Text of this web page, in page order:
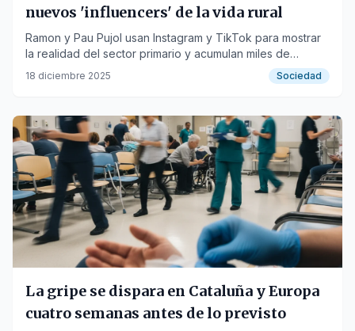
nuevos 'influencers' de la vida rural
Ramon y Pau Pujol usan Instagram y TikTok para mostrar
la realidad del sector primario y acumulan miles de
seguidores.
18 diciembre 2025 Sociedad
La gripe se dispara en Cataluña y Europa
cuatro semanas antes de lo previsto